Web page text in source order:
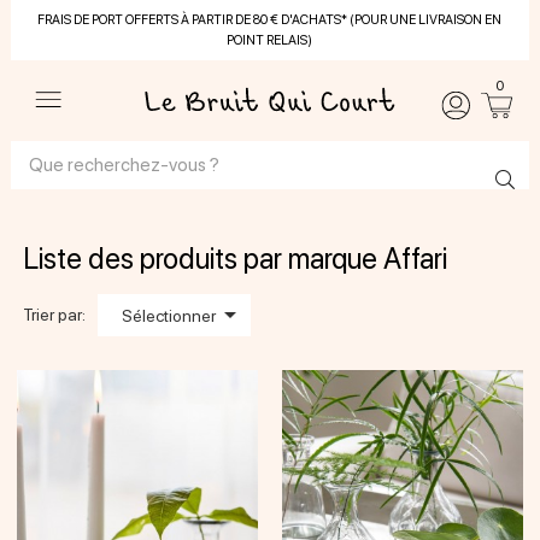
FRAIS DE PORT OFFERTS À PARTIR DE 80 € D'ACHATS* (POUR UNE LIVRAISON EN
POINT RELAIS)
0
Liste des produits par marque Affari
Trier par: Sélectionner